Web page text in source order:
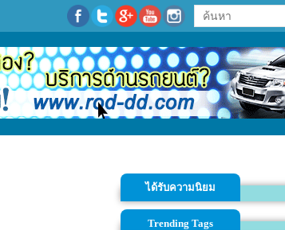
ได้รับความนิยม
Trending Tags